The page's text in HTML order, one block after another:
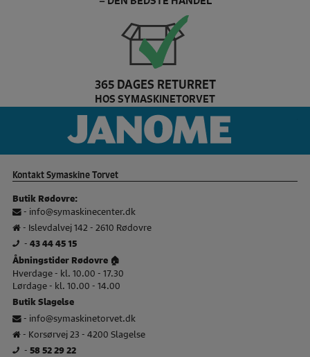
365 DAGES RETURRET
HOS SYMASKINETORVET
husqvarna Brand slider
Kontakt Symaskine Torvet
Butik Rødovre:
- info@symaskinecenter.dk
- Islevdalvej 142 - 2610 Rødovre
- 43 44 45 15
Åbningstider Rødovre 🏠
Hverdage - kl. 10.00 - 17.30
Lørdage - kl. 10.00 - 14.00
Butik Slagelse
- info@symaskinetorvet.dk
- Korsørvej 23 - 4200 Slagelse
- 58 52 29 22